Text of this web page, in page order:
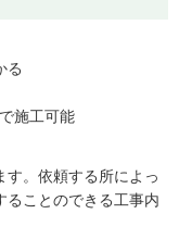
る
施工可能
す。依頼する所によっ
ることのできる工事内